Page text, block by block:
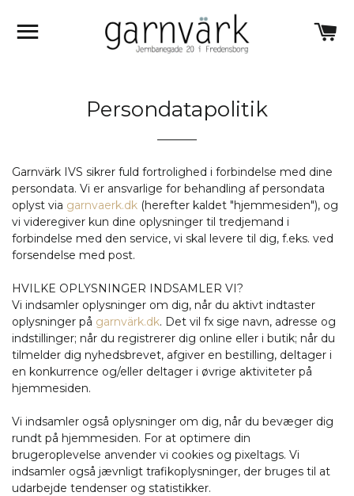
Persondatapolitik
Garnvärk IVS sikrer fuld fortrolighed i forbindelse med dine
persondata. Vi er ansvarlige for behandling af persondata
oplyst via garnvaerk.dk (herefter kaldet "hjemmesiden"), og
vi videregiver kun dine oplysninger til tredjemand i
forbindelse med den service, vi skal levere til dig, f.eks. ved
forsendelse med post.
HVILKE OPLYSNINGER INDSAMLER VI?
Vi indsamler oplysninger om dig, når du aktivt indtaster
oplysninger på garnvärk.dk. Det vil fx sige navn, adresse og
indstillinger; når du registrerer dig online eller i butik; når du
tilmelder dig nyhedsbrevet, afgiver en bestilling, deltager i
en konkurrence og/eller deltager i øvrige aktiviteter på
hjemmesiden.
Vi indsamler også oplysninger om dig, når du bevæger dig
rundt på hjemmesiden. For at optimere din
brugeroplevelse anvender vi cookies og pixeltags. Vi
indsamler også jævnligt trafikoplysninger, der bruges til at
udarbejde tendenser og statistikker.